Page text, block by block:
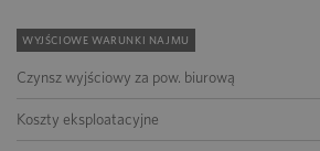
WYJŚCIOWE WARUNKI NAJMU
Czynsz wyjściowy za pow. biurową
Koszty eksploatacyjne